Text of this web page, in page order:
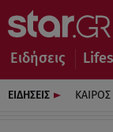
Ειδήσεις
ΕΙΔΗΣΕΙΣ ΚΑΙΡΟΣ